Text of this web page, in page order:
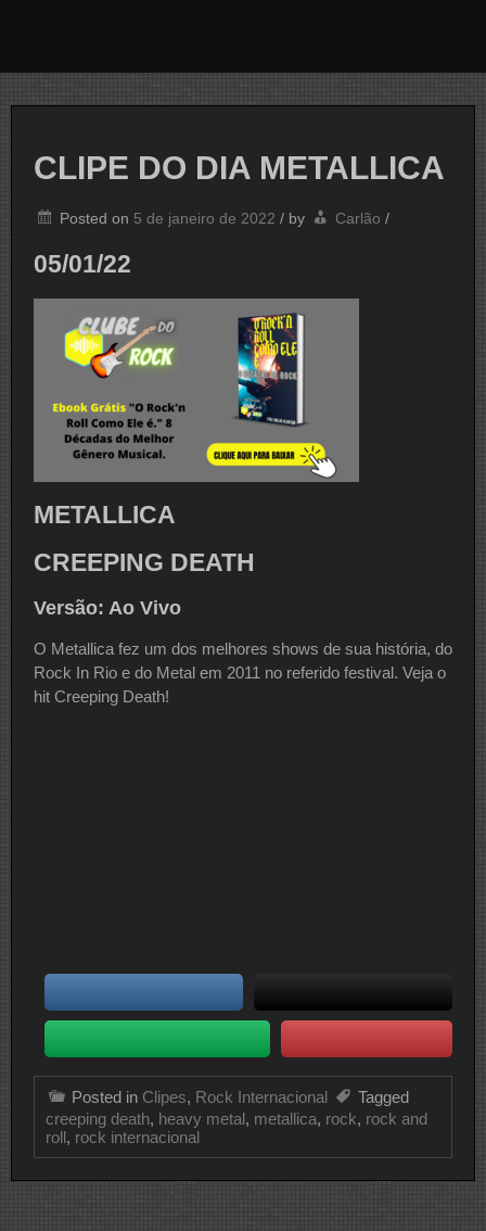
CLIPE DO DIA METALLICA
Posted on 5 de janeiro de 2022 / by Carlão /
05/01/22
METALLICA
CREEPING DEATH
Versão: Ao Vivo
O Metallica fez um dos melhores shows de sua história, do
Rock In Rio e do Metal em 2011 no referido festival. Veja o
hit Creeping Death!
Posted in Clipes, Rock Internacional
Tagged
creeping death, heavy metal, metallica, rock, rock and
roll, rock internacional